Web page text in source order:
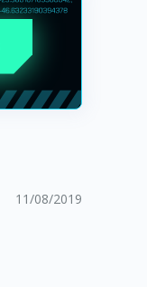
11/08/2019